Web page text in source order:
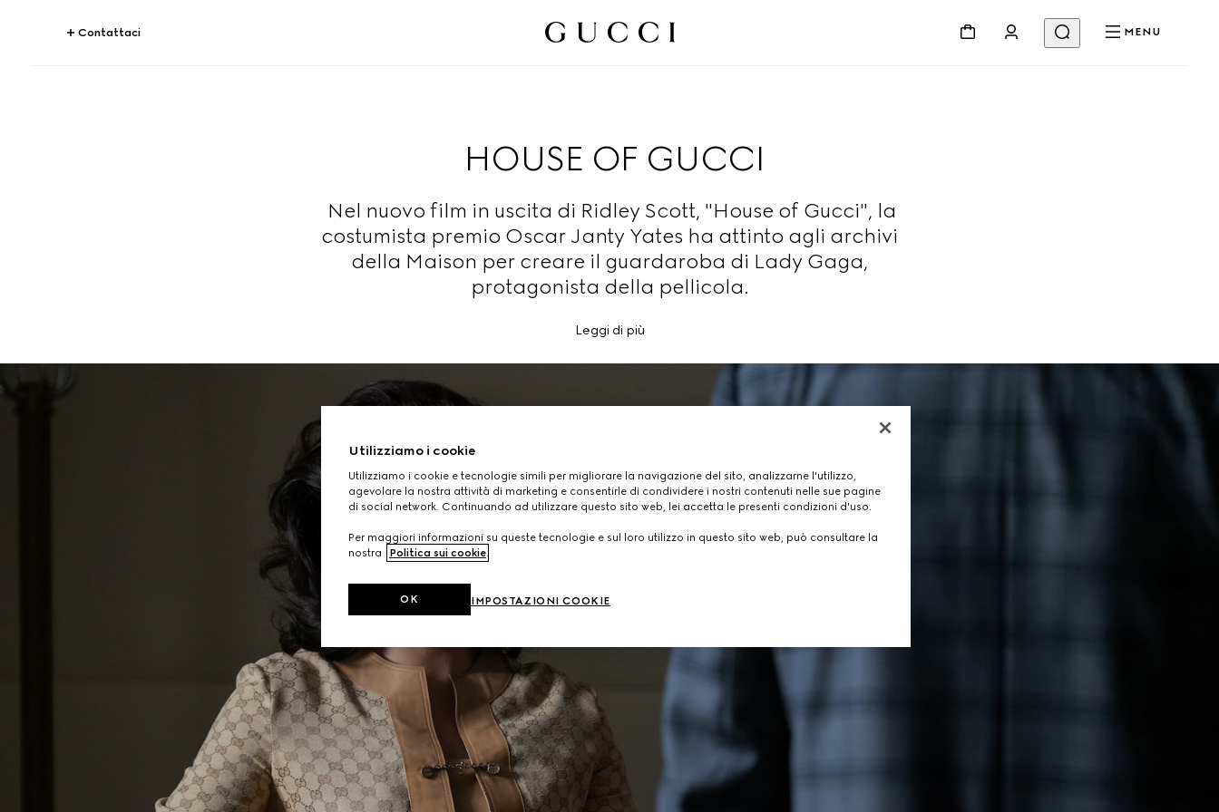
Contattaci MENU
HOUSE OF GUCCI
Nel nuovo film in uscita di Ridley Scott, "House of Gucci", la
costumista premio Oscar Janty Yates ha attinto agli archivi
della Maison per creare il guardaroba di Lady Gaga,
protagonista della pellicola.
Leggi di più
Utilizziamo i cookie
Utilizziamo i cookie e tecnologie simili per migliorare la navigazione del sito, analizzarne l'utilizzo,
agevolare la nostra attività di marketing e consentirle di condividere i nostri contenuti nelle sue pagine
di social network. Continuando ad utilizzare questo sito web, lei accetta le presenti condizioni d'uso.
Per maggiori informazioni su queste tecnologie e sul loro utilizzo in questo sito web, può consultare la
nostra
Politica sui cookie.
IMPOSTAZIONI COOKIE
OK